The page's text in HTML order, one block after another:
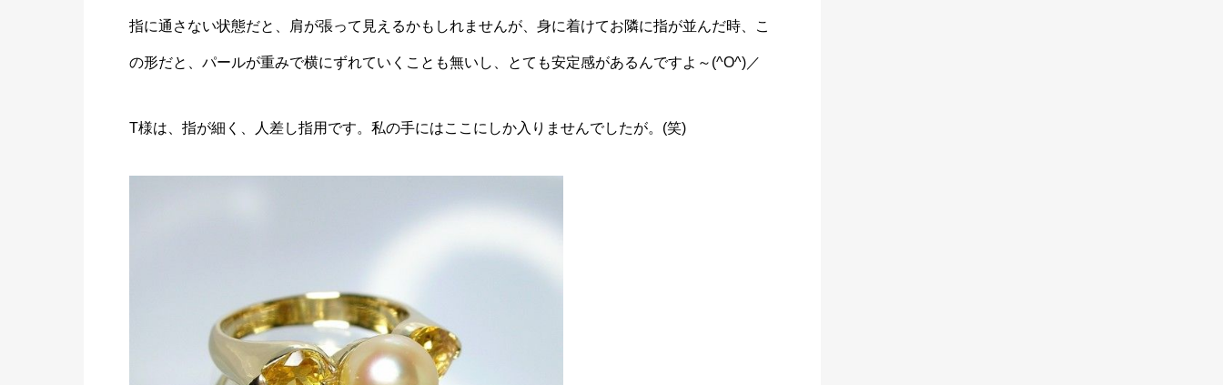
指に通さない状態だと、肩が張って見えるかもしれませんが、身に着けてお隣に指が並んだ時、こ
の形だと、パールが重みで横にずれていくことも無いし、とても安定感があるんですよ～(^O^)／
T様は、指が細く、人差し指用です。私の手にはここにしか入りませんでしたが。(笑)